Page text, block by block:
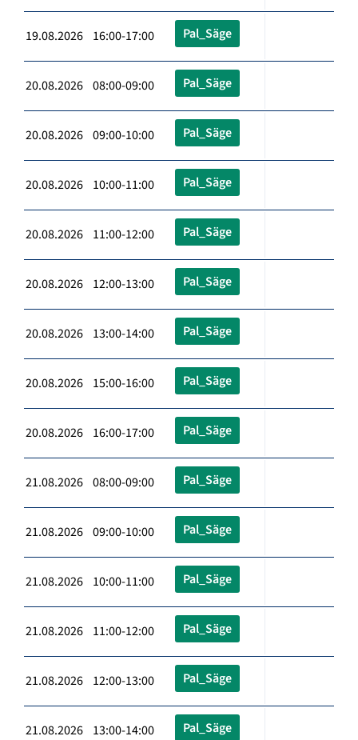
19.08.2026 16:00-17:00 Pal_Säge
20.08.2026 08:00-09:00 Pal_Säge
20.08.2026 09:00-10:00 Pal_Säge
20.08.2026 10:00-11:00 Pal_Säge
20.08.2026 11:00-12:00 Pal_Säge
20.08.2026 12:00-13:00 Pal_Säge
20.08.2026 13:00-14:00 Pal_Säge
20.08.2026 15:00-16:00 Pal_Säge
20.08.2026 16:00-17:00 Pal_Säge
21.08.2026 08:00-09:00 Pal_Säge
21.08.2026 09:00-10:00 Pal_Säge
21.08.2026 10:00-11:00 Pal_Säge
21.08.2026 11:00-12:00 Pal_Säge
21.08.2026 12:00-13:00 Pal_Säge
21.08.2026 13:00-14:00 Pal_Säge